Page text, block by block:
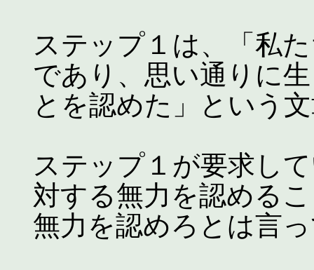
ステップ１は、「私
であり、思い通りに
とを認めた」という
ステップ１が要求し
対する無力を認める
無力を認めろとは言